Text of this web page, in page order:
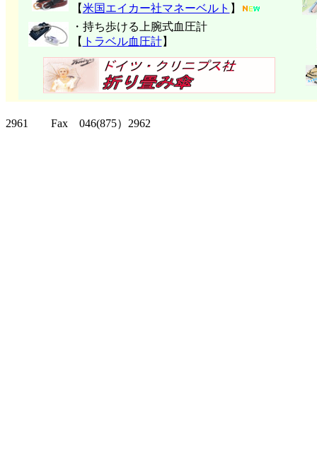
【米国エイカー社マネーベルト 】
・持ち歩ける上腕式血圧計
【 トラベル血圧計】
2961 Fax 046(875）2962